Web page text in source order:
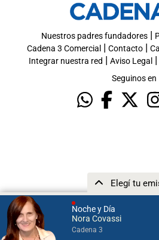
Noche y Día
Nora Covassi
Cadena 3
Elegí tu
Nuestros padres fundadores|
Cadena 3 Comercial | Contacto|
Integrar nuestra red | Aviso Legal |
Seguinos en